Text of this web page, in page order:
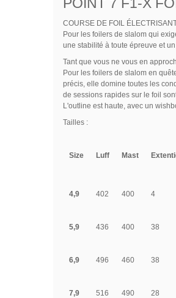
COURSE DE FOIL
Pour les foilers de slalom qui
une stabilité à toute épreuve et
Tant que vous ne vous en
Pour les foilers de slalom en
précis, elle domine toutes les
de sessions rapides sur le foil
L'outline est haute, avec un
Tailles :
Size Luff Mast
4,9 402 400 4
5,9 436 400 38
6,9 496 460 38
7,9 516 490 28